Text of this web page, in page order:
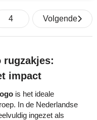
4 Volgende
rugzakjes:
impact
is het ideale
In de Nederlandse
ingezet als